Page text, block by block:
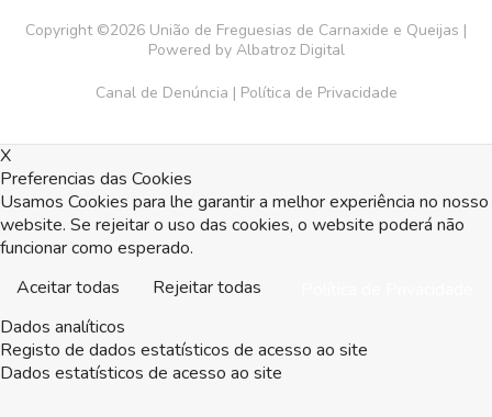
Copyright ©2026 União de Freguesias de Carnaxide e Queijas |
Powered by Albatroz Digital
Canal de Denúncia | Política de Privacidade
X
Preferencias das Cookies
Usamos Cookies para lhe garantir a melhor experiência no nosso
website. Se rejeitar o uso das cookies, o website poderá não
funcionar como esperado.
Aceitar todas
Rejeitar todas
Dados analíticos
Registo de dados estatísticos de acesso ao site
Dados estatísticos de acesso ao site